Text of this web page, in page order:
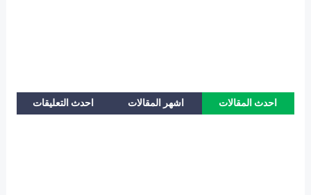
احدث المقالات اشهر المقالات احدث التعليقات